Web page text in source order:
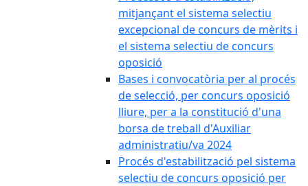
mitjançant el sistema selectiu
excepcional de concurs de mèrits i
el sistema selectiu de concurs
oposició
Bases i convocatòria per al procés
de selecció, per concurs oposició
lliure, per a la constitució d'una
borsa de treball d'Auxiliar
administratiu/va 2024
Procés d'estabilització pel sistema
selectiu de concurs oposició per